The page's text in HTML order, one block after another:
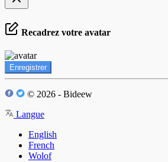
Recadrez votre avatar
Enregistrer
© 2026 - Bideew
Langue
English
French
Wolof